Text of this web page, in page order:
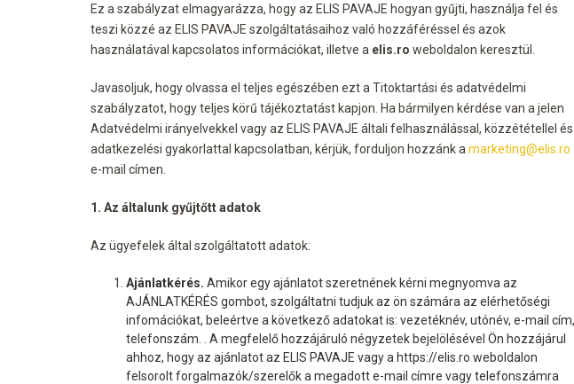
Ez a szabályzat elmagyarázza, hogy az ELIS PAVAJE hogyan gyűjti, használja fel és
teszi közzé az ELIS PAVAJE szolgáltatásaihoz való hozzáféréssel és azok
használatával kapcsolatos információkat, illetve a elis.ro weboldalon keresztül.
Javasoljuk, hogy olvassa el teljes egészében ezt a Titoktartási és adatvédelmi
szabályzatot, hogy teljes körű tájékoztatást kapjon. Ha bármilyen kérdése van a jelen
Adatvédelmi irányelvekkel vagy az ELIS PAVAJE általi felhasználással, közzététellel és
adatkezelési gyakorlattal kapcsolatban, kérjük, forduljon hozzánk a marketing@elis.ro
e-mail címen.
1. Az általunk gyűjtőtt adatok
Az ügyefelek által szolgáltatott adatok:
Ajánlatkérés. Amikor egy ajánlatot szeretnének kérni megnyomva az
AJÁNLATKÉRÉS gombot, szolgáltatni tudjuk az ön számára az elérhetőségi
infomációkat, beleértve a következő adatokat is: vezetéknév, utónév, e-mail cím,
telefonszám. . A megfelelő hozzájáruló négyzetek bejelölésével Ön hozzájárul
ahhoz, hogy az ajánlatot az ELIS PAVAJE vagy a https://elis.ro weboldalon
felsorolt forgalmazók/szerelők a megadott e-mail címre vagy telefonszámra